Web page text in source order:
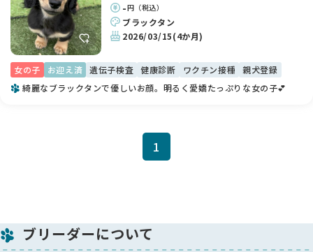
-円（税込）
ブラックタン
2026/03/15(4か月)
女の子 お迎え済 遺伝子検査 健康診断 ワクチン接種
親犬登録
綺麗なブラックタンで優しいお顔。明るく愛嬌たっぷりな女の子💕
1
ブリーダーについて